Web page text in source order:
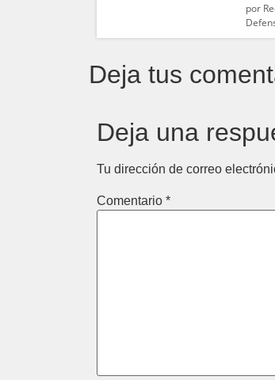
por
Deja tus
Deja una
Tu dirección de correo
Comentario *